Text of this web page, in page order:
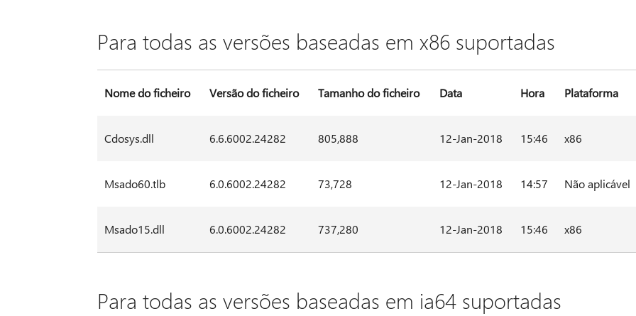
Para todas as versões baseadas em x86 suportadas
Nome do ficheiro Versão do ficheiro Tamanho do ficheiro Data Hora Plataforma
Cdosys.dll 6.6.6002.24282 805,888 12-Jan-2018 15:46 x86
Msado60.tlb 6.0.6002.24282 73,728 12-Jan-2018 14:57 Não aplicável
Msado15.dll 6.0.6002.24282 737,280 12-Jan-2018 15:46 x86
Para todas as versões baseadas em ia64 suportadas